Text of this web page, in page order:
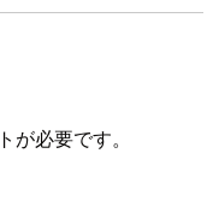
必要です。